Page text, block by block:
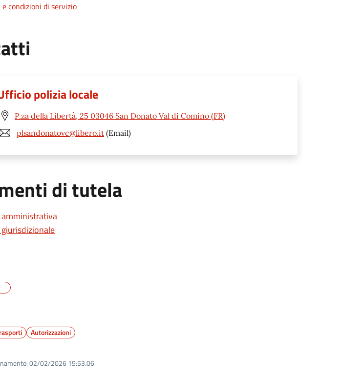
condizioni di servizio
polizia locale
P.za della Libertà, 25 03046 San Donato Val di Comino (FR)
plsandonatovc@libero.it (Email)
di tutela
amministrativa
Autorizzazioni
02/02/2026 15:53.06